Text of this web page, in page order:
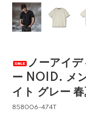
ノーアイ
ー NOID. メ
イト グレー
858006-474T